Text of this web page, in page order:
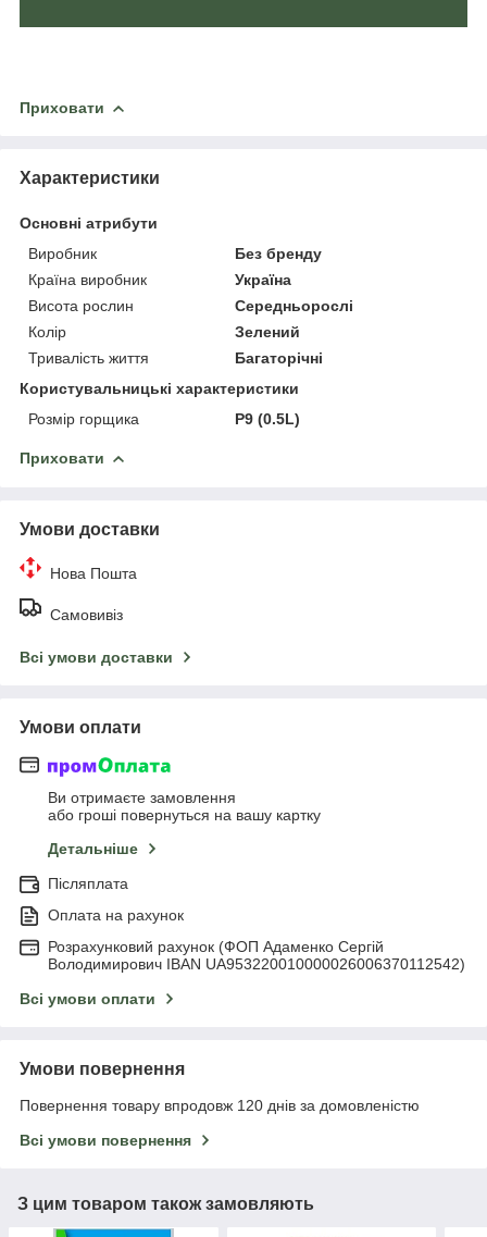
Приховати
Характеристики
Основні атрибути
Виробник
Без бренду
Країна виробник
Україна
Висота рослин
Середньорослі
Колір
Зелений
Тривалість життя
Багаторічні
Користувальницькі характеристики
Розмір горщика
P9 (0.5L)
Приховати
Умови доставки
Нова Пошта
Самовивіз
Всі умови доставки
Умови оплати
Ви отримаєте замовлення
або гроші повернуться на вашу картку
Детальніше
Післяплата
Оплата на рахунок
Розрахунковий рахунок (ФОП Адаменко Сергій
Володимирович IBAN UA953220010000026006370112542)
Всі умови оплати
Умови повернення
Повернення товару впродовж 120 днів за домовленістю
Всі умови повернення
З цим товаром також замовляють